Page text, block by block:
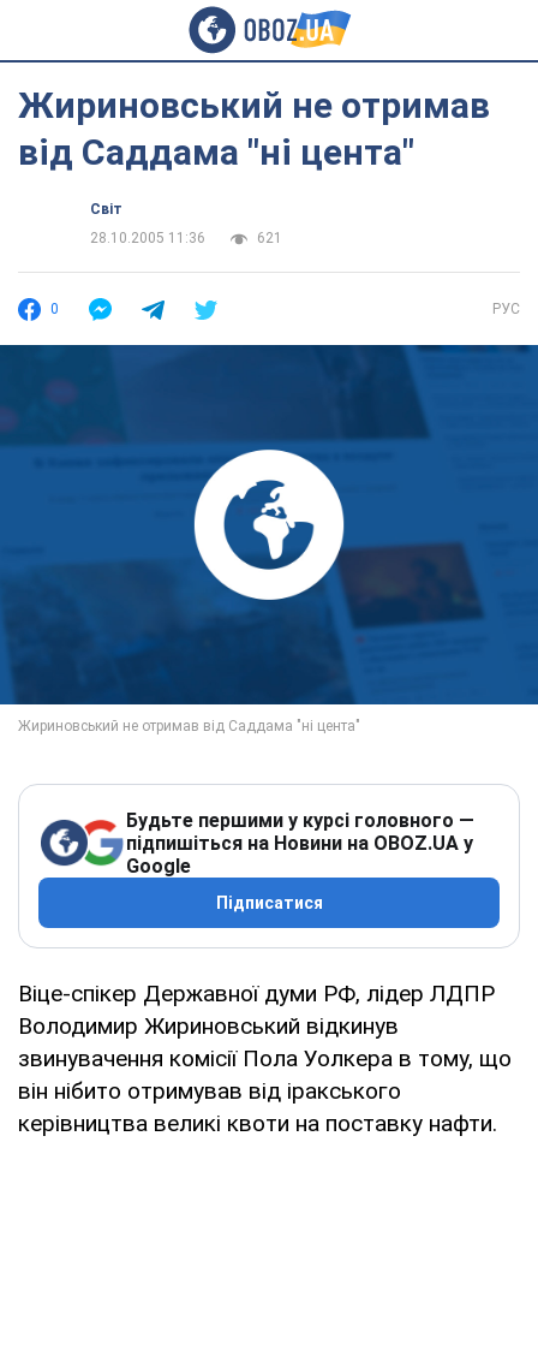
Жириновський не отримав
від Саддама "ні цента"
Світ
28.10.2005 11:36
621
0 РУС
Будьте першими у курсі головного —
підпишіться на Новини на OBOZ.UA у
Google
Підписатися
Віце-спікер Державної думи РФ, лідер ЛДПР
Володимир Жириновський відкинув
звинувачення комісії Пола Уолкера в тому, що
він нібито отримував від іракського
керівництва великі квоти на поставку нафти.